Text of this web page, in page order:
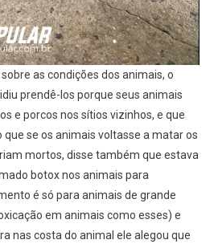
as condições dos animais, o
prendê-los porque seus animais
e porcos nos sítios vizinhos, e que
se os animais voltasse a matar os
mortos, disse também que estava
botox nos animais para
é só para animais de grande
em animais como esses) e
nas costa do animal ele alegou que